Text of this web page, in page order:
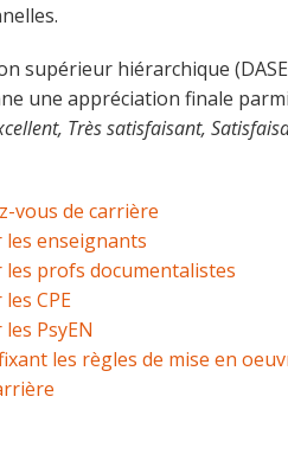
supérieur hiérarchique
une appréciation finale
Très satisfaisant,
vous de carrière
enseignants
profs documentalistes
CPE
PsyEN
les règles de mise en